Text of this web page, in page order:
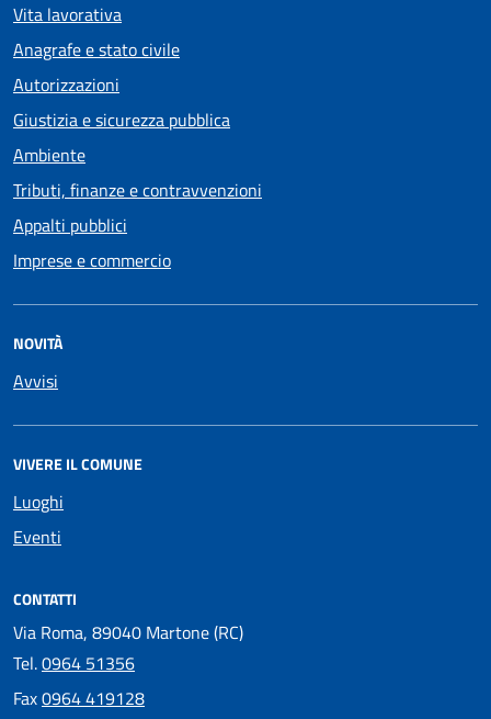
Vita lavorativa
Anagrafe e stato civile
Autorizzazioni
Giustizia e sicurezza pubblica
Ambiente
Tributi, finanze e contravvenzioni
Appalti pubblici
Imprese e commercio
NOVITÀ
Avvisi
VIVERE IL COMUNE
Luoghi
Eventi
CONTATTI
Via Roma, 89040 Martone (RC)
Tel.0964 51356
Fax0964 419128